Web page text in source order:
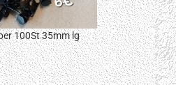
100St 35mm lg